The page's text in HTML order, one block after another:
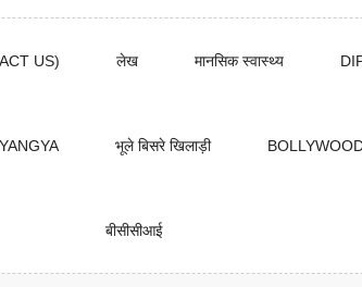
US) लेख मानसिक स्वास्थ्य
भूले बिसरे खिलाड़ी
बीसीसीआई